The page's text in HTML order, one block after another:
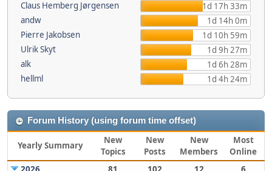
Claus Hemberg Jørgensen
1d 17h 33m
andw
1d 14h 0m
Pierre Jakobsen
1d 10h 59m
Ulrik Skyt
1d 9h 27m
alk
1d 6h 28m
hellml
1d 4h 24m
Forum History (using forum time offset)
Yearly Summary
New
Topics
New
Posts
New
Members
Most
Online